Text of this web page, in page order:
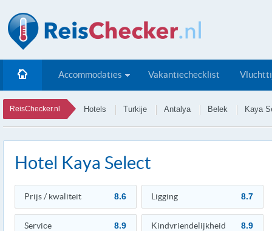
Accommodaties Vakantiechecklist
ReisChecker.nl Hotels Turkije Antalya Belek Kaya
Hotel Kaya Select
Prijs / kwaliteit 8.6 Ligging 8.7
Service 8.9 Kindvriendelijkheid 8.9